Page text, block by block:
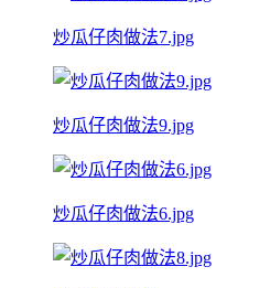
炒瓜仔肉做法7.jpg
炒瓜仔肉做法9.jpg
炒瓜仔肉做法6.jpg